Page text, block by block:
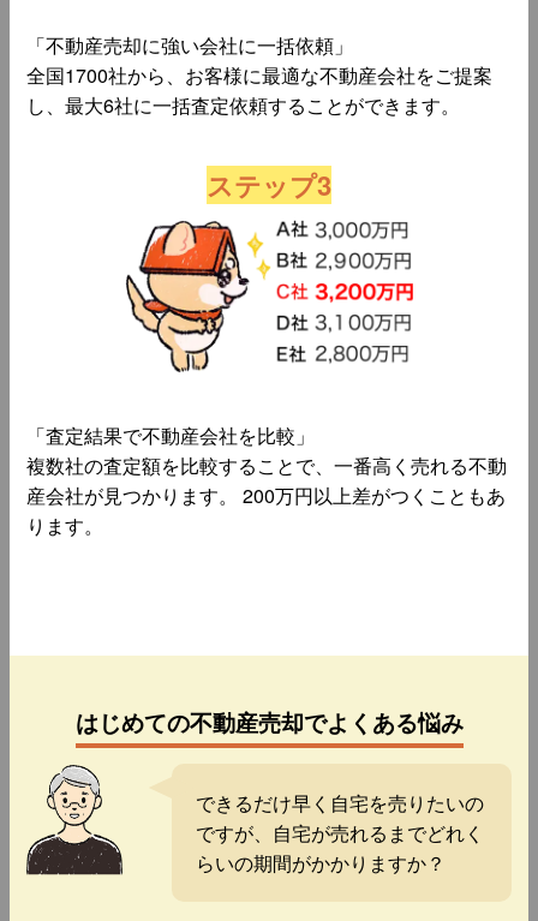
「不動産売却に強い会社に一括依頼」
全国1700社から、お客様に最適な不動産会社をご提案
し、最大6社に一括査定依頼することができます。
ステップ3
「査定結果で不動産会社を比較」
複数社の査定額を比較することで、一番高く売れる不動
産会社が見つかります。 200万円以上差がつくこともあ
ります。
はじめての不動産売却でよくある悩み
できるだけ早く自宅を売りたいの
ですが、自宅が売れるまでどれく
らいの期間がかかりますか？